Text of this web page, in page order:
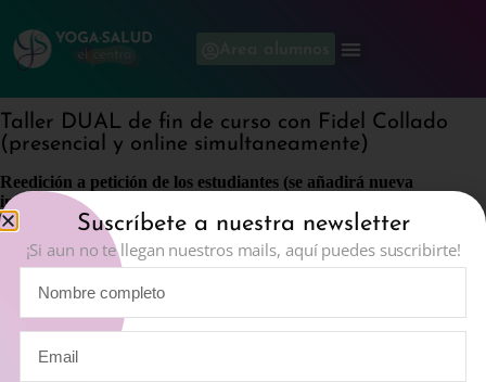
Taller DUAL de fin de curso con Fidel Collado
(presencial y online simultaneamente)
Reedición a petición de los estudiantes (se añadirá nueva
información).
Stress y ansiedad alteran el sistema nervioso, y cortisol e insulina
bloquean y dañan la tiroides. Nos quedamos sin energía y menos
regenerarse. Si es fatiga física, extensiones adelante para calmar las
adrenales. Si es fatiga mental que produce fatiga física posturas hacia
atrás. Relajación y oxigenación profundas completan la ayuda.
Suscríbete a nuestra newsletter
¡Si aun no te llegan nuestros mails, aquí puedes suscribirte!